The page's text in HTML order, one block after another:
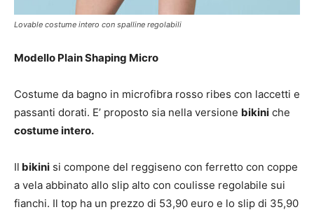
Lovable costume intero con spalline regolabili
Modello Plain Shaping Micro
Costume da bagno in microfibra rosso ribes con laccetti e
passanti dorati. E’ proposto sia nella versione bikini che
costume intero.
Il bikini si compone del reggiseno con ferretto con coppe
a vela abbinato allo slip alto con coulisse regolabile sui
fianchi. Il top ha un prezzo di 53,90 euro e lo slip di 35,90